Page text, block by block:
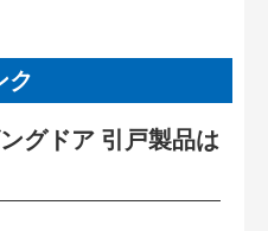
ク
グドア 引戸製品は